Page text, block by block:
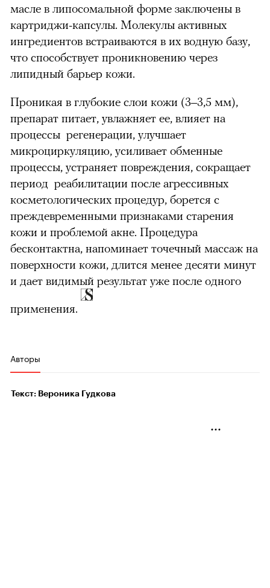
масле в липосомальной форме заключены в
картриджи-капсулы. Молекулы активных
ингредиентов встраиваются в их водную базу,
что способствует проникновению через
липидный барьер кожи.
Проникая в глубокие слои кожи (3–3,5 мм),
препарат питает, увлажняет ее, влияет на
процессы регенерации, улучшает
микроциркуляцию, усиливает обменные
процессы, устраняет повреждения, сокращает
период реабилитации после агрессивных
косметологических процедур, борется с
преждевременными признаками старения
кожи и проблемой акне. Процедура
бесконтактна, напоминает точечный массаж на
поверхности кожи, длится менее десяти минут
и дает видимый результат уже после одного
применения.
Авторы
Текст: Вероника Гудкова